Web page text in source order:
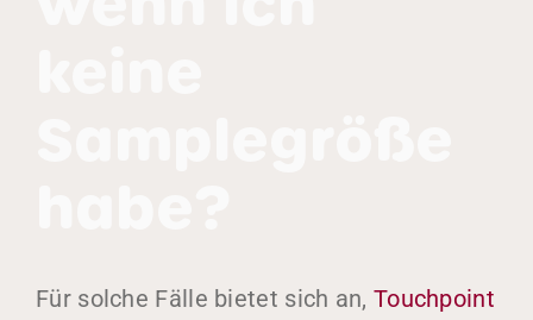
Für solche Fälle bietet sich an, Touchpoint